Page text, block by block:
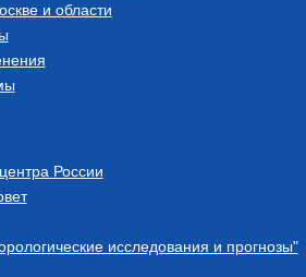
и области
России
исследования и прогнозы"